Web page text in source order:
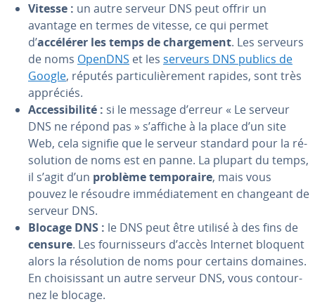
Vitesse : un autre serveur DNS peut offrir un
avantage en termes de vitesse, ce qui permet
d’accélérer les temps de char­ge­ment. Les serveurs
de noms OpenDNS et les serveurs DNS publics de
Google, réputés par­ti­cu­liè­re­ment rapides, sont très
appréciés.
Ac­ces­si­bi­lité : si le message d’erreur « Le serveur
DNS ne répond pas » s’affiche à la place d’un site
Web, cela signifie que le serveur standard pour la ré­
so­lu­tion de noms est en panne. La plupart du temps,
il s’agit d’un problème tem­po­raire, mais vous
pouvez le résoudre im­mé­dia­te­ment en changeant de
serveur DNS.
Blocage DNS : le DNS peut être utilisé à des fins de
censure. Les four­nis­seurs d’accès Internet bloquent
alors la ré­so­lu­tion de noms pour certains domaines.
En choi­sis­sant un autre serveur DNS, vous con­tour­
nez le blocage.